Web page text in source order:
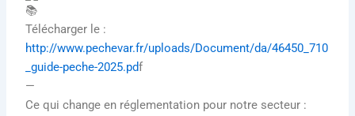
Télécharger le :
http://www.pechevar.fr/uploads/Document/da/46450_710
_guide-peche-2025.pdf
—
Ce qui change en réglementation pour notre secteur :